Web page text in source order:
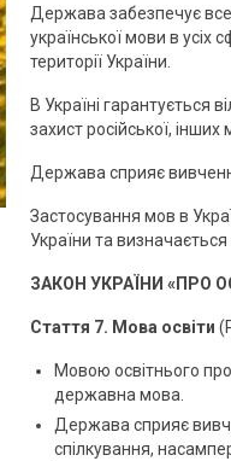
Держава забезпечує
української мови в усіх
території України.
В Україні гарантується
захист російської,
Держава сприяє
Застосування мов в
України та
ЗАКОН УКРАЇНИ «ПРО
Стаття 7. Мова освіти
Мовою освітнього
державна мова.
Держава сприяє
спілкування,